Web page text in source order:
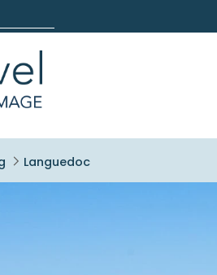
Languedoc